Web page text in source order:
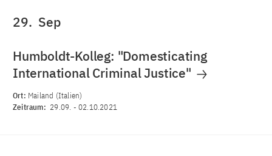
29. Sep
Humboldt-Kolleg: "Domesticating
International Criminal Justice"
Ort: Mailand (Italien)
Zeitraum: 29.09. -02.10.2021